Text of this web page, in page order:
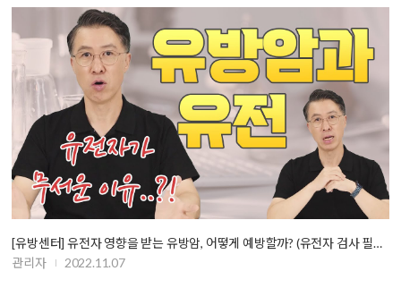
[유방센터] 유전자 영향을 받는 유방암, 어떻게 예방할까? (유전자 검사 필…
관리자
2022.11.07